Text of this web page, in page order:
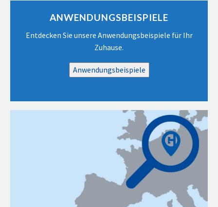
ANWENDUNGSBEISPIELE
Entdecken Sie unsere Anwendungsbeispiele für Ihr
Zuhause.
Anwendungsbeispiele